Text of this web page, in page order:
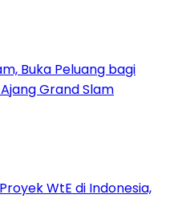
Buka Peluang bagi
Grand Slam
Proyek WtE di Indonesia,